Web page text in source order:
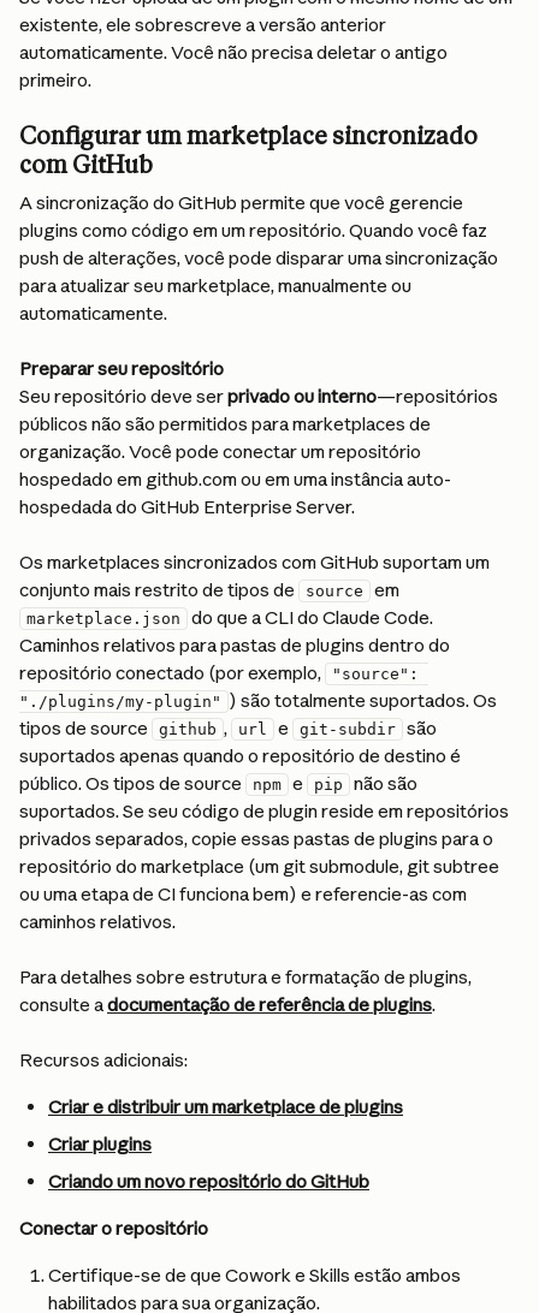
existente, ele sobrescreve a versão anterior
automaticamente. Você não precisa deletar o antigo
primeiro.
Configurar um marketplace sincronizado
com GitHub
A sincronização do GitHub permite que você gerencie
plugins como código em um repositório. Quando você faz
push de alterações, você pode disparar uma sincronização
para atualizar seu marketplace, manualmente ou
automaticamente.
Preparar seu repositório
Seu repositório deve ser privado ou interno—repositórios
públicos não são permitidos para marketplaces de
organização. Você pode conectar um repositório
hospedado em github.com ou em uma instância auto-
hospedada do GitHub Enterprise Server.
Os marketplaces sincronizados com GitHub suportam um
conjunto mais restrito de tipos de
source em
marketplace.json
do que a CLI do Claude Code.
Caminhos relativos para pastas de plugins dentro do
repositório conectado (por exemplo,
"source":
"./plugins/my-plugin" ) são totalmente suportados. Os
tipos de source
github , url e git-subdir são
suportados apenas quando o repositório de destino é
público. Os tipos de source
npm e pip
não são
suportados. Se seu código de plugin reside em repositórios
privados separados, copie essas pastas de plugins para o
repositório do marketplace (um git submodule, git subtree
ou uma etapa de CI funciona bem) e referencie-as com
caminhos relativos.
Para detalhes sobre estrutura e formatação de plugins,
consulte a documentação de referência de plugins.
Recursos adicionais:
Criar e distribuir um marketplace de plugins
Criar plugins
Criando um novo repositório do GitHub
Conectar o repositório
Certifique-se de que Cowork e Skills estão ambos
habilitados para sua organização.